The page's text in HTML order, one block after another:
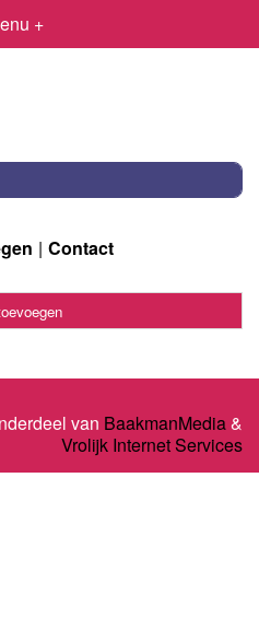
+
Contact
van BaakmanMedia&
Vrolijk Internet Services